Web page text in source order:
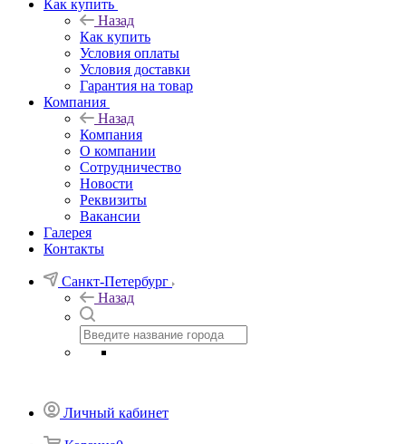
Как купить
Назад
Как купить
Условия оплаты
Условия доставки
Гарантия на товар
Компания
Назад
Компания
О компании
Сотрудничество
Новости
Реквизиты
Вакансии
Галерея
Контакты
Санкт-Петербург
Назад
Личный кабинет